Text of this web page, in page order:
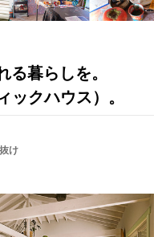
る暮らしを。
クハウス）。
け